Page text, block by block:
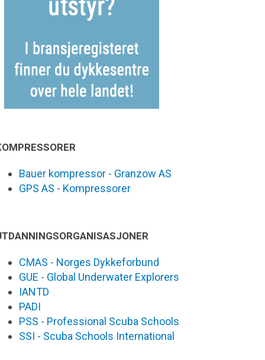
Bauer kompressor - Granzow AS
GPS AS - Kompressorer
CMAS - Norges Dykkeforbund
GUE - Global Underwater Explorers
IANTD
PADI
PSS - Professional Scuba Schools
SSI - Scuba Schools International